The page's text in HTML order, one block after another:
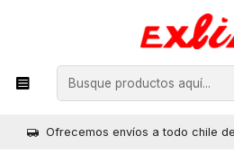
Ofrecemos envíos a todo chile